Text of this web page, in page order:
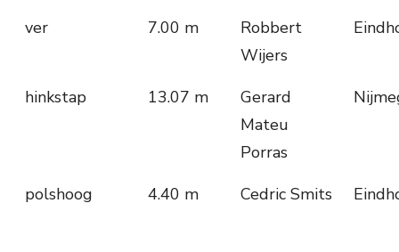
ver 7.00 m
Robbert
Wijers
hinkstap 13.07 m
Gerard
Mateu
Porras
polshoog 4.40 m Cedric Smits